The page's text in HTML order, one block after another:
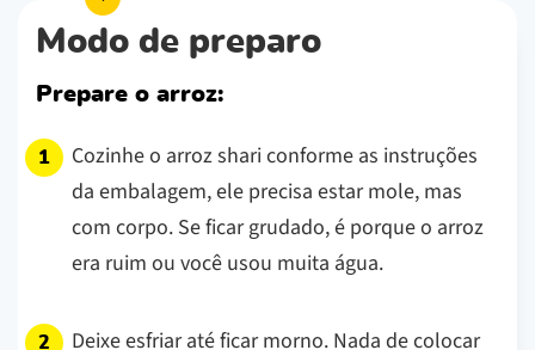
Modo de preparo
Prepare o arroz:
Cozinhe o arroz shari conforme as instruções
da embalagem, ele precisa estar mole, mas
com corpo. Se ficar grudado, é porque o arroz
era ruim ou você usou muita água.
Deixe esfriar até ficar morno. Nada de colocar